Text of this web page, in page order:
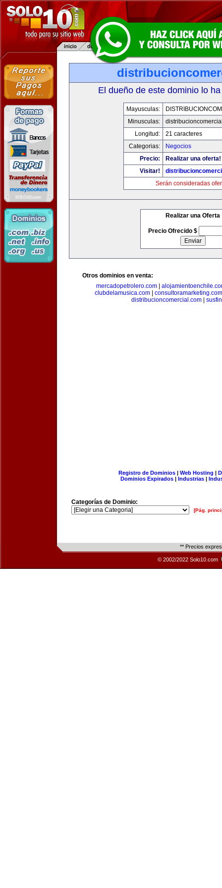
El dueño de este dominio lo
Mayusculas:
Minusculas:
Longitud:
21 caracteres
Categorias:
Negocios
Precio:
Realizar una oferta!
Visitar!
Serán consideradas
Realizar una Oferta
Precio Ofrecido $
Otros dominios en venta:
mercadopetrolero.com|
clubdelamusica.com
consultoramarketing.com
distribucioncomercial.com
Registro de Dominios| Web Hosting |
Dominios Expirados | Industrias |
Categorías de Dominio:
[Pág.
** Precios
© 2002/2022 Solo10.com